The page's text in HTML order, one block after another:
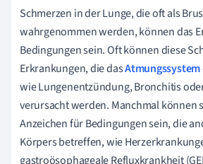
Schmerzen in der Lunge, die oft als
wahrgenommen werden, können das
Bedingungen sein. Oft können diese
Erkrankungen, die dasAtmungssystem
wie Lungenentzündung, Bronchitis
verursacht werden. Manchmal können
Anzeichen für Bedingungen sein, die
Körpers betreffen, wie
gastroösophageale Refluxkrankheit